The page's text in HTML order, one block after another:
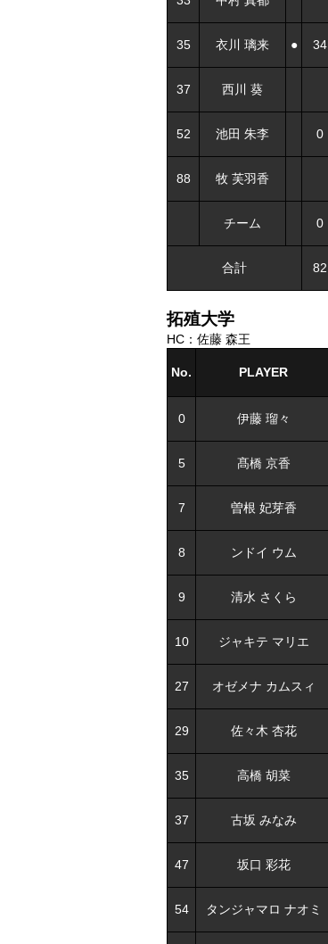
35 衣川 璃来 ● 34
37 西川 葵
52 池田 朱李 0
88 牧 芙羽香
チーム 0
合計 82
拓殖大学
HC：佐藤 森王
No. PLAYER
0 伊藤 瑠々
5 髙橋 京香
7 曽根 妃芽香
8 ンドイ ウム
9 清水 さくら
10 ジャキテ マリエ
27 オゼメナ カムスィ
29 佐々木 杏花
35 高橋 胡菜
37 古坂 みなみ
47 坂口 彩花
54 タンジャマロ ナオミ